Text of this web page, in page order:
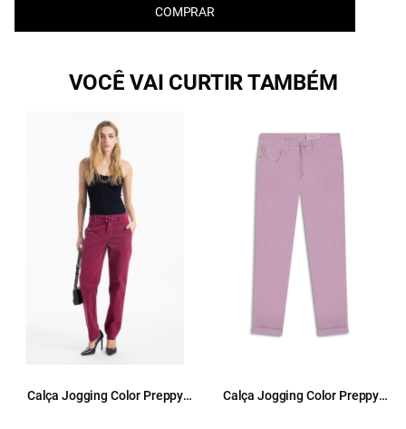
COMPRAR
VOCÊ VAI CURTIR TAMBÉM
Calça Jogging Color Preppy
Calça Jogging Color Preppy